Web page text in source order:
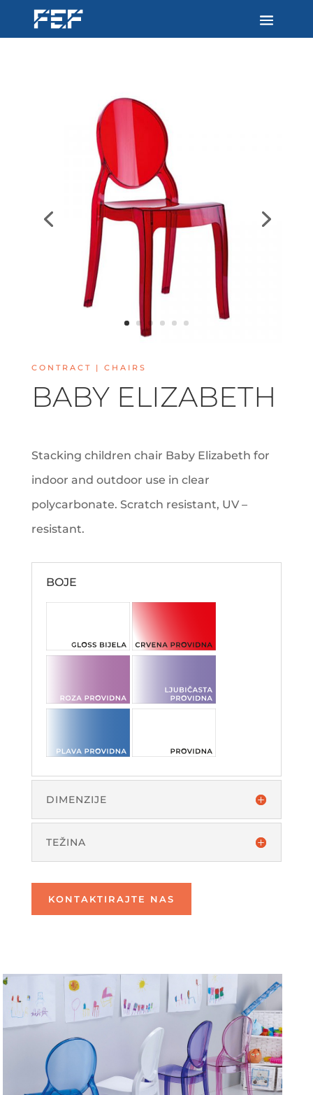
CONTRACT | CHAIRS
BABY ELIZABETH
Stacking children chair Baby Elizabeth for
indoor and outdoor use in clear
polycarbonate. Scratch resistant, UV –
resistant.
BOJE
DIMENZIJE
TEŽINA
KONTAKTIRAJTE NAS